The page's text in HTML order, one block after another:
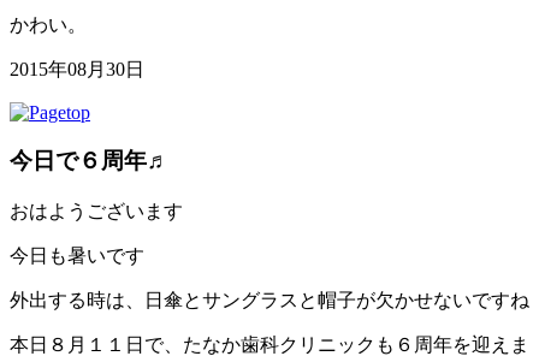
かわい。
2015年08月30日
今日で６周年♬
おはようございます
今日も暑いです
外出する時は、日傘とサングラスと帽子が欠かせないですね
本日８月１１日で、たなか歯科クリニックも６周年を迎えま